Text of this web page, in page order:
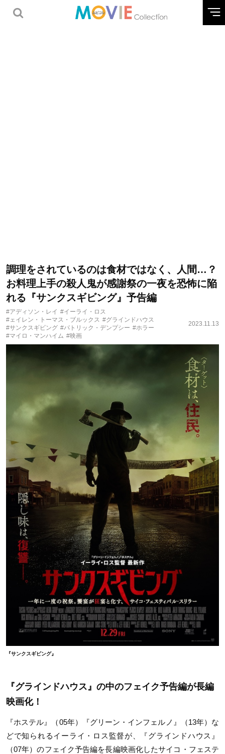
調理をされているのは食材ではなく、人間…？
お料理上手の殺人鬼が感謝祭の一夜を恐怖に陥
れる『サンクスギビング』予告編
#アディソン・レイ #イーライ・ロス
#ェイレン・トーマス・ブルックス #グラインドハウス
#サンクスギビング #パトリック・デンプシー #ホラー
#マイロ・マンハイム #映画
2023.11.13
『サンクスギビング』
『グラインドハウス』の中のフェイク予告編が長編
映画化！
『ホステル』（05年）『グリーン・インフェルノ』（13年）な
どで知られるイーライ・ロス監督が、『グラインドハウス』
（07年）のフェイク予告編を長編映画化したサイコ・フェステ